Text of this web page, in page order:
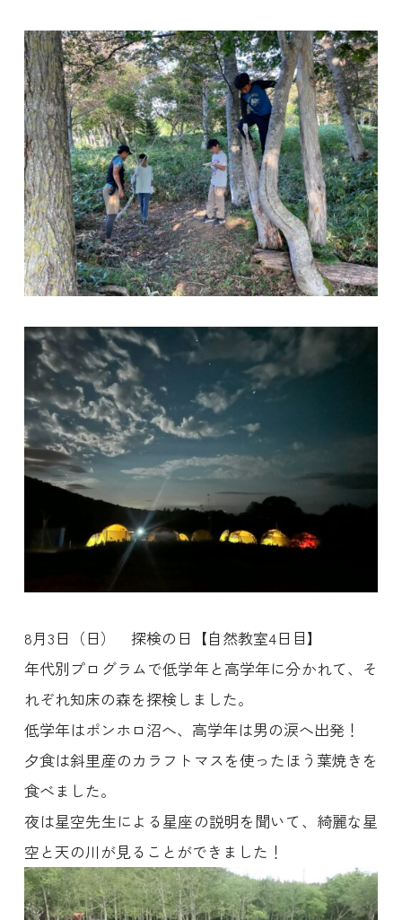
8月3日（日） 探検の日【自然教室4日目】
年代別プログラムで低学年と高学年に分かれて、そ
れぞれ知床の森を探検しました。
低学年はポンホロ沼へ、高学年は男の涙へ出発！
夕食は斜里産のカラフトマスを使ったほう葉焼きを
食べました。
夜は星空先生による星座の説明を聞いて、綺麗な星
空と天の川が見ることができました！